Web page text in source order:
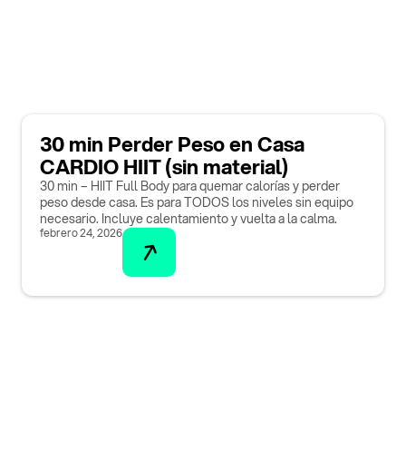
30 min Perder Peso en Casa
CARDIO HIIT (sin material)
30 min – HIIT Full Body para quemar calorías y perder
peso desde casa. Es para TODOS los niveles sin equipo
necesario. Incluye calentamiento y vuelta a la calma.
febrero 24, 2026